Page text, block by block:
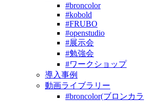
#broncolor
#kobold
#FRUBO
#openstudio
#展示会
#勉強会
#ワークショップ
導入事例
動画ライブラリー
#broncolor(ブロンカラ